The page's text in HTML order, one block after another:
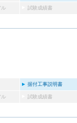
ル 試験成績書
据付工事説明書
ル 試験成績書